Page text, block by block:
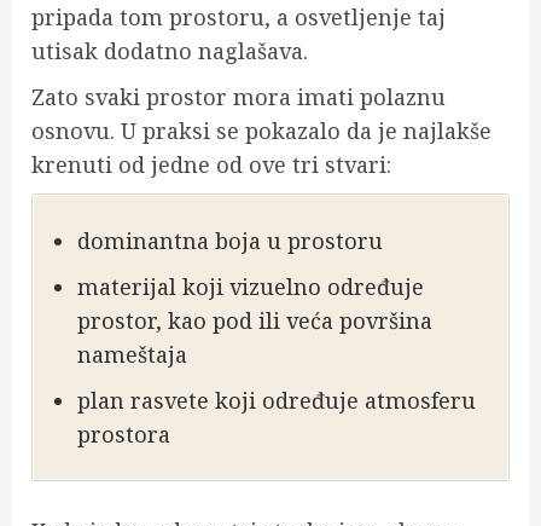
pripada tom prostoru, a osvetljenje taj
utisak dodatno naglašava.
Zato svaki prostor mora imati polaznu
osnovu. U praksi se pokazalo da je najlakše
krenuti od jedne od ove tri stvari:
dominantna boja u prostoru
materijal koji vizuelno određuje
prostor, kao pod ili veća površina
nameštaja
plan rasvete koji određuje atmosferu
prostora